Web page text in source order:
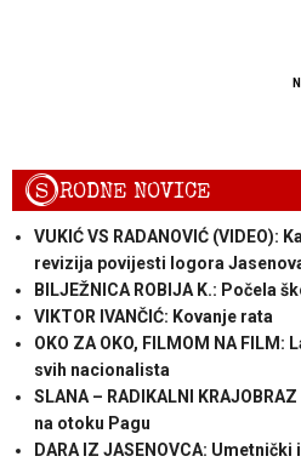
SRODNE NOVICE
VUKIĆ VS RADANOVIĆ
revizija povijesti logora
BILJEŽNICA ROBIJA K.: Počela
VIKTOR IVANČIĆ: Kovanje rata
OKO ZA OKO, FILMOM NA
svih nacionalista
SLANA – RADIKALNI
na otoku Pagu
DARA IZ JASENOVCA: